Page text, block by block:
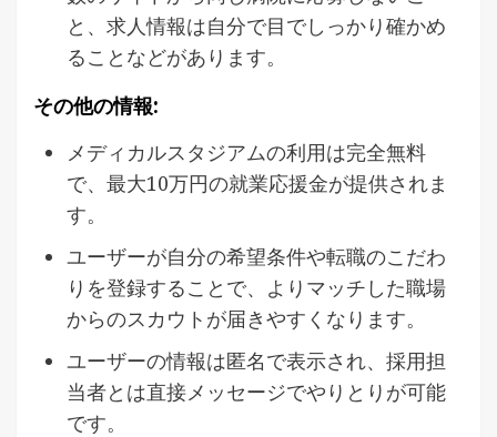
と、求人情報は自分で目でしっかり確かめ
ることなどがあります。
その他の情報:
メディカルスタジアムの利用は完全無料
で、最大10万円の就業応援金が提供されま
す。
ユーザーが自分の希望条件や転職のこだわ
りを登録することで、よりマッチした職場
からのスカウトが届きやすくなります。
ユーザーの情報は匿名で表示され、採用担
当者とは直接メッセージでやりとりが可能
です。